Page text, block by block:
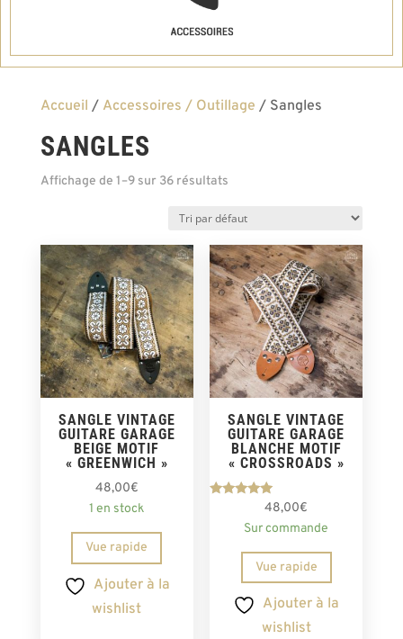
Accueil / Accessoires / Outillage / Sangles
SANGLES
Affichage de 1–9 sur 36 résultats
SANGLE VINTAGE
GUITARE GARAGE
BEIGE MOTIF
« GREENWICH »
48,00€
1 en stock
Vue rapide
Ajouter à la
wishlist
SANGLE VINTAGE
GUITARE GARAGE
BLANCHE MOTIF
« CROSSROADS »
sur 5
48,00€
Sur commande
Vue rapide
Ajouter à la
wishlist